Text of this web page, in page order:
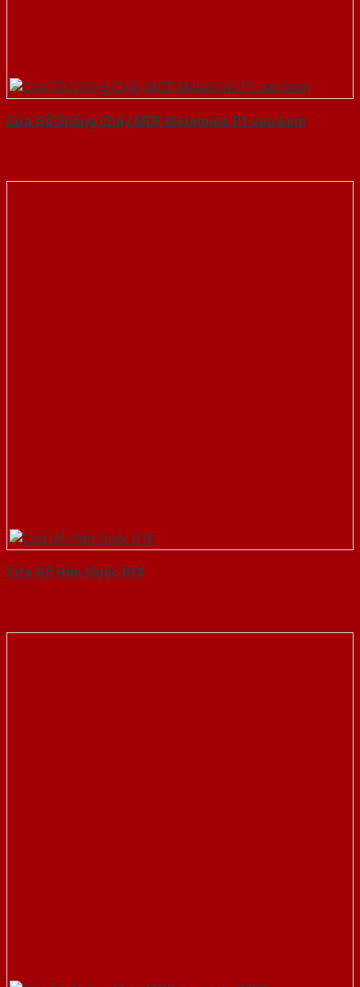
Cửa Gỗ Chống Cháy MDF Melamine P1 van kem
Cửa Gỗ Hàn Quốc 018